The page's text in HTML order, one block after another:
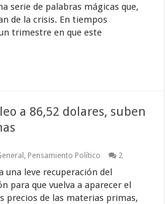
serie de palabras mágicas que,
de la crisis. En tiempos
trimestre en que este
a 86,52 dolares, suben
Pensamiento Político 2
una leve recuperación del
para que vuelva a aparecer el
precios de las materias primas,